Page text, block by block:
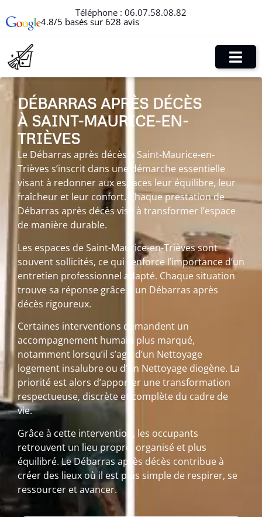
Téléphone : 06.07.58.08.82
4.8/5 basés sur 628 avis
DÉBARRAS APRÈS DÉCÈS
À SAINT-MAURICE-EN-
TRIÈVES
Le Débarras après décès à Saint-Maurice-en-
Trièves s’inscrit dans une démarche essentielle
visant à redonner aux espaces leur équilibre, leur
fraîcheur et leur confort. Chaque prestation de
Débarras après décès vise à transformer l’espace
de manière durable.
Les espaces de Saint-Maurice-en-Trièves sont
souvent sollicités, ce qui renforce l’importance d’un
entretien professionnel adapté. Chaque situation
trouve sa réponse grâce à un Débarras après
décès rigoureux.
Certaines interventions demandent un
accompagnement humain plus marqué,
notamment lorsqu’il s’agit d’un Nettoyage
logement insalubre ou d’un Nettoyage diogène. La
priorité est alors d’apporter une transformation
respectueuse, discrète et complète du cadre de
vie.
Grâce à cette intervention, les occupants
retrouvent un lieu propre, organisé et plus
équilibré. Le Débarras après décès contribue à
créer des lieux où il est plus simple de respirer, se
ressourcer et avancer.